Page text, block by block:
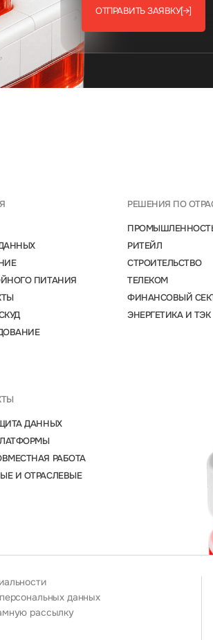
ОТПРАВИТЬ ЗАЯВКУ[→]
ПИТАНИЯ
РЕШЕНИЯ ПО
РИТЕЙЛ
СТРОИТЕЛЬСТВО
ТЕЛЕКОМ
ФИНАНСОВЫЙ
ЭНЕРГЕТИКА И ТЭК
ДАННЫХ
РАБОТА
И ОТРАСЛЕВЫЕ
данных
рассылку